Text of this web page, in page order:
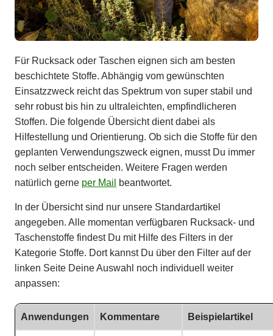
Für Rucksack oder Taschen eignen sich am besten
beschichtete Stoffe. Abhängig vom gewünschten
Einsatzzweck reicht das Spektrum von super stabil und
sehr robust bis hin zu ultraleichten, empfindlicheren
Stoffen. Die folgende Übersicht dient dabei als
Hilfestellung und Orientierung. Ob sich die Stoffe für den
geplanten Verwendungszweck eignen, musst Du immer
noch selber entscheiden. Weitere Fragen werden
natürlich gerne per Mail beantwortet.
In der Übersicht sind nur unsere Standardartikel
angegeben. Alle momentan verfügbaren Rucksack- und
Taschenstoffe findest Du mit Hilfe des Filters in der
Kategorie Stoffe. Dort kannst Du über den Filter auf der
linken Seite Deine Auswahl noch individuell weiter
anpassen:
Anwendungen Kommentare Beispielartikel